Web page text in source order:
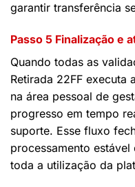
garantir transferência
Passo 5 Finalização e
Quando todas as
Retirada 22FF executa
na área pessoal de
progresso em tempo
suporte. Esse fluxo
processamento
toda a utilização da